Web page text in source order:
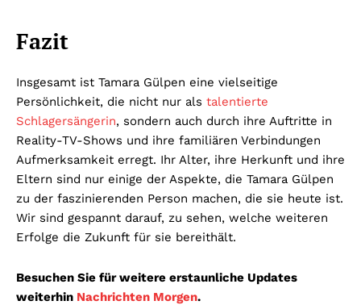
Fazit
Insgesamt ist Tamara Gülpen eine vielseitige
Persönlichkeit, die nicht nur als talentierte
Schlagersängerin, sondern auch durch ihre Auftritte in
Reality-TV-Shows und ihre familiären Verbindungen
Aufmerksamkeit erregt. Ihr Alter, ihre Herkunft und ihre
Eltern sind nur einige der Aspekte, die Tamara Gülpen
zu der faszinierenden Person machen, die sie heute ist.
Wir sind gespannt darauf, zu sehen, welche weiteren
Erfolge die Zukunft für sie bereithält.
Besuchen Sie für weitere erstaunliche Updates
weiterhin Nachrichten Morgen.